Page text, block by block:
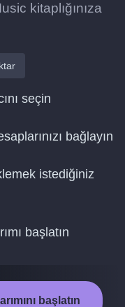
kitaplığınıza
seçin
bağlayın
istediğiniz
başlatın
başlatın